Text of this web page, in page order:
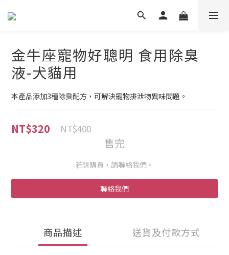
金牛座寵物好聰明 食用除臭
液-犬貓用
本產品添加3種除臭配方，可解決寵物排泄物異味問題。
NT$320 NT$400
售完
若想購買，請聯絡我們。
聯絡我們
商品描述 送貨及付款方式